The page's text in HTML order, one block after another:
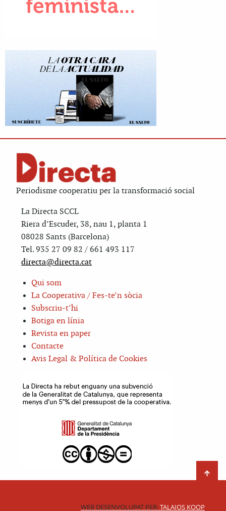
Periodisme cooperatiu per la transformació social
La Directa SCCL
Riera d’Escuder, 38, nau 1, planta 1
08028 Sants (Barcelona)
Tel. 935 27 09 82 / 661 493 117
directa@directa.cat
Qui som
La Cooperativa / Fes-te’n sòcia
Subscriu-t’hi
Botiga en línia
Revista en paper
Contacte
Avis Legal & Política de Cookies
WEB DESENVOLUPAT PER:TALAIOS KOOP